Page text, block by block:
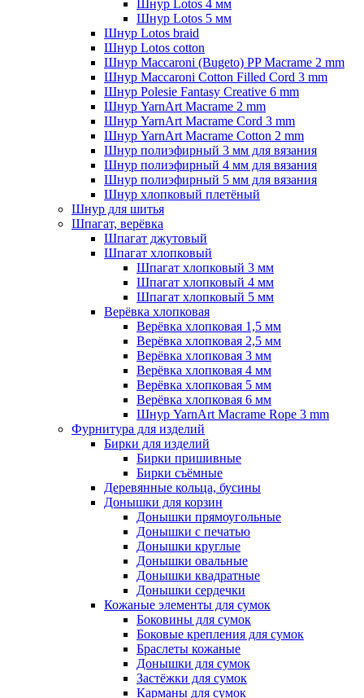
Шнур Lotos 4 мм
Шнур Lotos 5 мм
Шнур Lotos braid
Шнур Lotos cotton
Шнур Maccaroni (Bugeto) PP Macrame 2 mm
Шнур Maccaroni Cotton Filled Cord 3 mm
Шнур Polesie Fantasy Creative 6 mm
Шнур YarnArt Macrame 2 mm
Шнур YarnArt Macrame Cord 3 mm
Шнур YarnArt Macrame Cotton 2 mm
Шнур полиэфирный 3 мм для вязания
Шнур полиэфирный 4 мм для вязания
Шнур полиэфирный 5 мм для вязания
Шнур хлопковый плетёный
Шнур для шитья
Шпагат, верёвка
Шпагат джутовый
Шпагат хлопковый
Шпагат хлопковый 3 мм
Шпагат хлопковый 4 мм
Шпагат хлопковый 5 мм
Верёвка хлопковая
Верёвка хлопковая 1,5 мм
Верёвка хлопковая 2,5 мм
Верёвка хлопковая 3 мм
Верёвка хлопковая 4 мм
Верёвка хлопковая 5 мм
Верёвка хлопковая 6 мм
Шнур YarnArt Macrame Rope 3 mm
Фурнитура для изделий
Бирки для изделий
Бирки пришивные
Бирки съёмные
Деревянные кольца, бусины
Донышки для корзин
Донышки прямоугольные
Донышки с печатью
Донышки круглые
Донышки овальные
Донышки квадратные
Донышки сердечки
Кожаные элементы для сумок
Боковины для сумок
Боковые крепления для сумок
Браслеты кожаные
Донышки для сумок
Застёжки для сумок
Карманы для сумок